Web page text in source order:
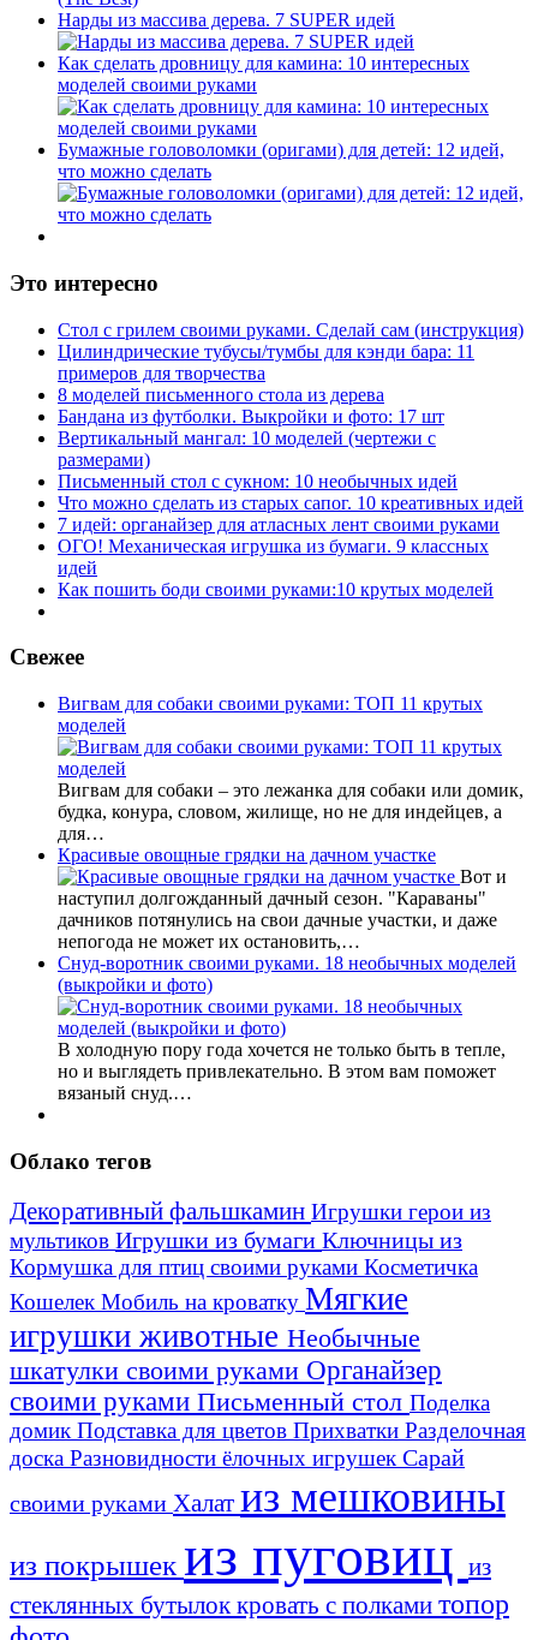
Нарды из массива дерева. 7 SUPER идей
Как сделать дровницу для камина: 10 интересных
моделей своими руками
Бумажные головоломки (оригами) для детей: 12 идей,
что можно сделать
Это интересно
Стол с грилем своими руками. Сделай сам (инструкция)
Цилиндрические тубусы/тумбы для кэнди бара: 11
примеров для творчества
8 моделей письменного стола из дерева
Бандана из футболки. Выкройки и фото: 17 шт
Вертикальный мангал: 10 моделей (чертежи с
размерами)
Письменный стол с сукном: 10 необычных идей
Что можно сделать из старых сапог. 10 креативных идей
7 идей: органайзер для атласных лент своими руками
ОГО! Механическая игрушка из бумаги. 9 классных
идей
Как пошить боди своими руками:10 крутых моделей
Свежее
Вигвам для собаки своими руками: ТОП 11 крутых
моделей
Вигвам для собаки – это лежанка для собаки или домик,
будка, конура, словом, жилище, но не для индейцев, а
для…
Красивые овощные грядки на дачном участке
Вот и
наступил долгожданный дачный сезон. "Караваны"
дачников потянулись на свои дачные участки, и даже
непогода не может их остановить,…
Снуд-воротник своими руками. 18 необычных моделей
(выкройки и фото)
В холодную пору года хочется не только быть в тепле,
но и выглядеть привлекательно. В этом вам поможет
вязаный снуд.…
Облако тегов
Декоративный фальшкамин Игрушки герои из
мультиков Игрушки из бумаги Ключницы из
Кормушка для птиц своими руками Косметичка
КошелекМобиль на кроватку Мягкие
игрушки животные Необычные
шкатулки своими руками Органайзер
своими руками Письменный стол Поделка
домикПодставка для цветов Прихватки Разделочная
доска Разновидности ёлочных игрушекСарай
своими руками Халат из мешковины
из покрышек из пуговиц из
стеклянных бутылоккровать с полками топор